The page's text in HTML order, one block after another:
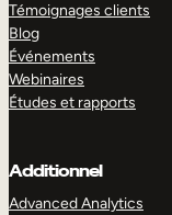
Témoignages clients
Blog
Événements
Webinaires
Études et rapports
Additionnel
Advanced Analytics